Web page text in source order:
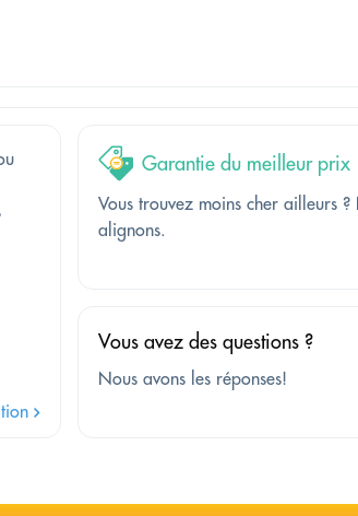
Garantie du meilleur prix
Vous trouvez moins cher ailleurs ?
alignons.
Vous avez des questions ?
Nous avons les réponses!